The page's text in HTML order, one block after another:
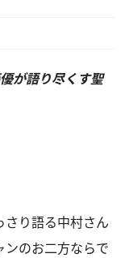
が語り尽くす聖
り語る中村さん
ンのお二方ならで